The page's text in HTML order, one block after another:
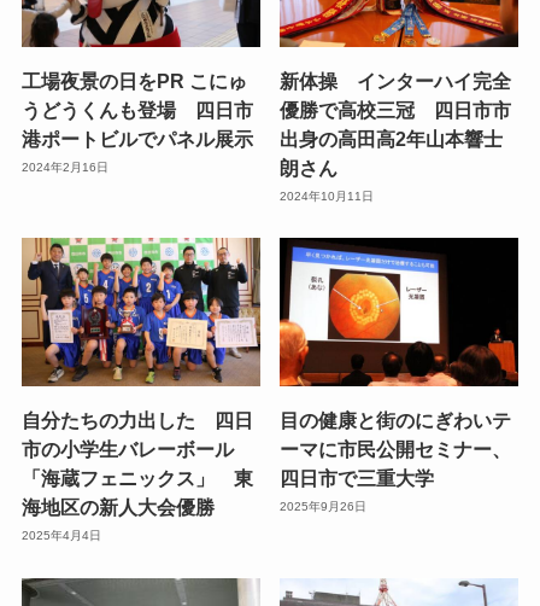
工場夜景の日をPR こにゅ
うどうくんも登場 四日市
港ポートビルでパネル展示
2024年2月16日
新体操 インターハイ完全
優勝で高校三冠 四日市市
出身の高田高2年山本響士
朗さん
2024年10月11日
自分たちの力出した 四日
市の小学生バレーボール
「海蔵フェニックス」 東
海地区の新人大会優勝
2025年4月4日
目の健康と街のにぎわいテ
ーマに市民公開セミナー、
四日市で三重大学
2025年9月26日